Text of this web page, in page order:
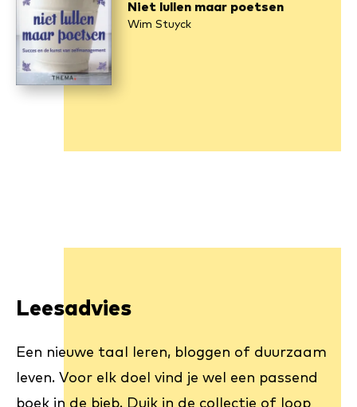
Niet lullen maar poetsen
Wim Stuyck
Leesadvies
Een nieuwe taal leren, bloggen of duurzaam
leven. Voor elk doel vind je wel een passend